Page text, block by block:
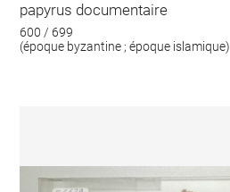
papyrus documentaire
600 / 699
(époque byzantine ; époque islamique)